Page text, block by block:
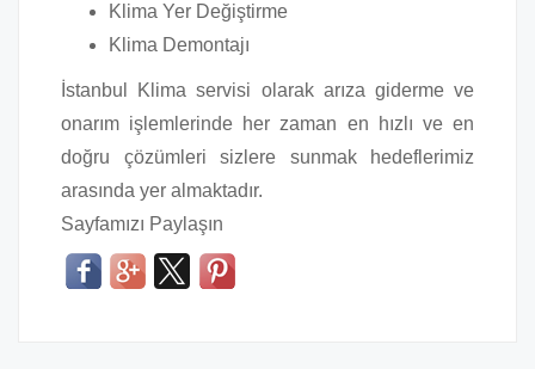
Klima Yer Değiştirme
Klima Demontajı
İstanbul Klima servisi olarak arıza giderme ve
onarım işlemlerinde her zaman en hızlı ve en
doğru çözümleri sizlere sunmak hedeflerimiz
arasında yer almaktadır.
Sayfamızı Paylaşın